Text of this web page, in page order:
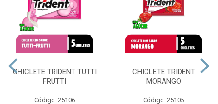
CHICLETE TRIDENT TUTTI
FRUTTI
Código: 25106
CHICLETE TRIDENT
MORANGO
Código: 25105